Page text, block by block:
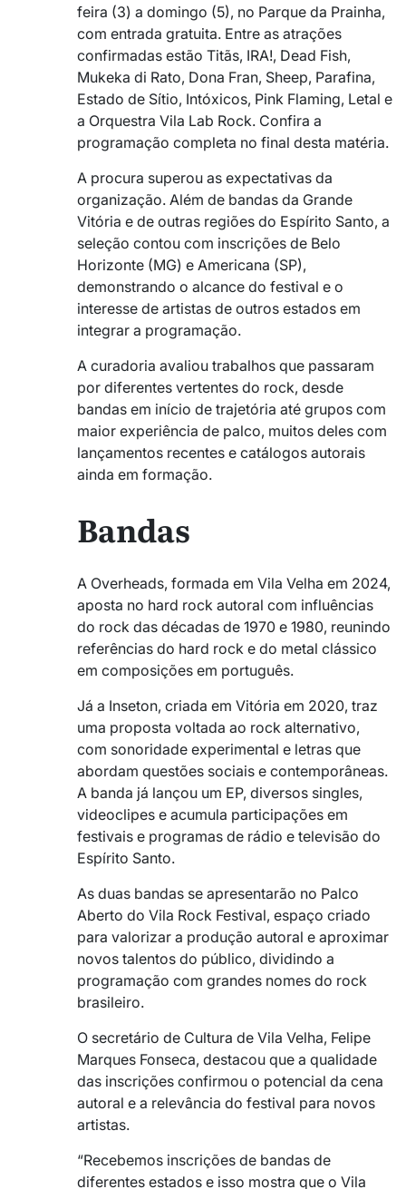
feira (3) a domingo (5), no Parque da Prainha,
com entrada gratuita. Entre as atrações
confirmadas estão Titãs, IRA!, Dead Fish,
Mukeka di Rato, Dona Fran, Sheep, Parafina,
Estado de Sítio, Intóxicos, Pink Flaming, Letal e
a Orquestra Vila Lab Rock. Confira a
programação completa no final desta matéria.
A procura superou as expectativas da
organização. Além de bandas da Grande
Vitória e de outras regiões do Espírito Santo, a
seleção contou com inscrições de Belo
Horizonte (MG) e Americana (SP),
demonstrando o alcance do festival e o
interesse de artistas de outros estados em
integrar a programação.
A curadoria avaliou trabalhos que passaram
por diferentes vertentes do rock, desde
bandas em início de trajetória até grupos com
maior experiência de palco, muitos deles com
lançamentos recentes e catálogos autorais
ainda em formação.
Bandas
A Overheads, formada em Vila Velha em 2024,
aposta no hard rock autoral com influências
do rock das décadas de 1970 e 1980, reunindo
referências do hard rock e do metal clássico
em composições em português.
Já a Inseton, criada em Vitória em 2020, traz
uma proposta voltada ao rock alternativo,
com sonoridade experimental e letras que
abordam questões sociais e contemporâneas.
A banda já lançou um EP, diversos singles,
videoclipes e acumula participações em
festivais e programas de rádio e televisão do
Espírito Santo.
As duas bandas se apresentarão no Palco
Aberto do Vila Rock Festival, espaço criado
para valorizar a produção autoral e aproximar
novos talentos do público, dividindo a
programação com grandes nomes do rock
brasileiro.
O secretário de Cultura de Vila Velha, Felipe
Marques Fonseca, destacou que a qualidade
das inscrições confirmou o potencial da cena
autoral e a relevância do festival para novos
artistas.
“Recebemos inscrições de bandas de
diferentes estados e isso mostra que o Vila